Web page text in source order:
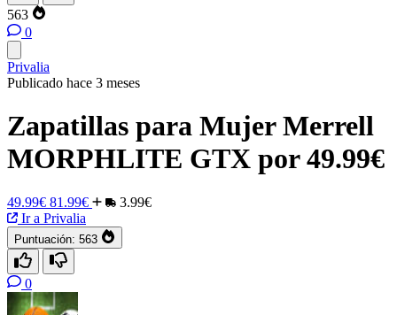
563
0
Privalia
Publicado hace 3 meses
Zapatillas para Mujer Merrell
MORPHLITE GTX por 49.99€
49.99€ 81.99€
3.99€
Ir a Privalia
Puntuación: 563
0